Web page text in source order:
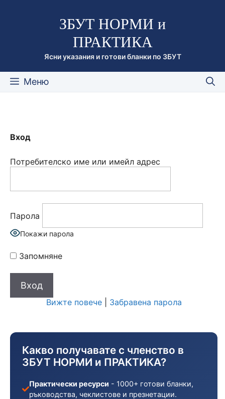
съдържаниетоЗБУТ НОРМИ и
ПРАКТИКА
Ясни указания и готови бланки по ЗБУТ
Меню
Вход
Потребителско име или имейл адрес
Парола
Покажи парола
Запомняне
Вижте повече| Забравена парола
Какво получавате с членство в
ЗБУТ НОРМИ и ПРАКТИКА?
Практически ресурси - 1000+ готови бланки,
ръководства, чеклистове и презнетации.